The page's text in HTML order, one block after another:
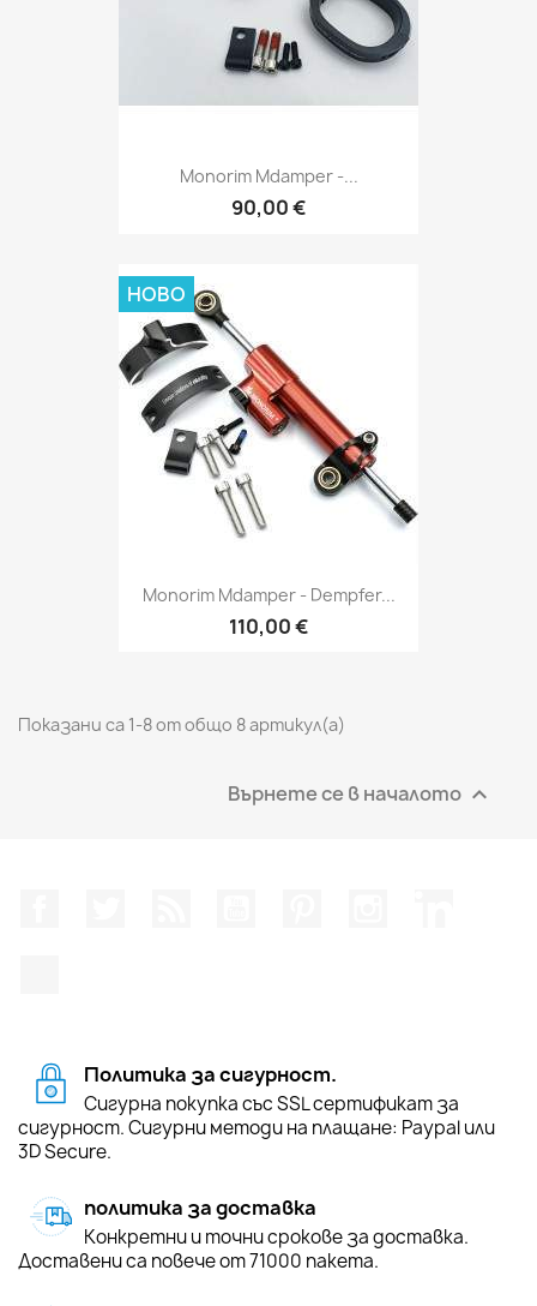
Monorim Mdamper -...
90,00 €
Monorim Mdamper - Dempfer...
110,00 €
НОВО
Показани са 1-8 от общо 8 артикул(а)
Върнете се в началото 
Политика за сигурност.
Сигурна покупка със SSL сертификат за
сигурност. Сигурни методи на плащане: Paypal или
3D Secure.
политика за доставка
Конкретни и точни срокове за доставка.
Доставени са повече от 71000 пакета.